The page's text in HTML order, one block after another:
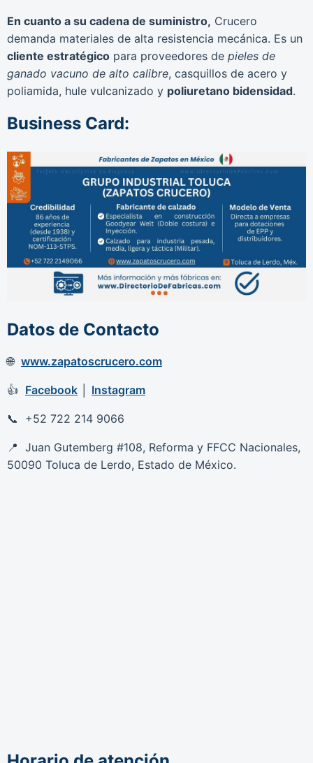
En cuanto a su cadena de suministro, Crucero
demanda materiales de alta resistencia mecánica. Es un
cliente estratégico para proveedores de pieles de
ganado vacuno de alto calibre, casquillos de acero y
poliamida, hule vulcanizado y poliuretano bidensidad.
Business Card:
Datos de Contacto
www.zapatoscrucero.com
Facebook Instagram
+52 722 214 9066
Juan Gutemberg #108, Reforma y FFCC Nacionales,
50090 Toluca de Lerdo, Estado de México.